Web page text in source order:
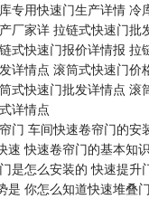
专用快速门生产详情 冷
厂家详 拉链式快速门批
式快速门报价详情报 拉
详情点 滚筒式快速门价
式快速门批发详情点 滚
详情点
门‌ 车间快速卷帘门的安
速 快速卷帘门的基本知
是怎么安装的 快速提升
是 你怎么知道快速堆叠